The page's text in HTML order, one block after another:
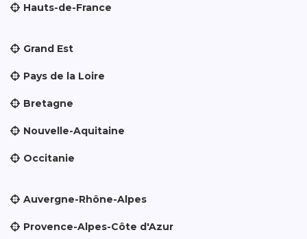
Hauts-de-France
Grand Est
Pays de la Loire
Bretagne
Nouvelle-Aquitaine
Occitanie
Auvergne-Rhône-Alpes
Provence-Alpes-Côte d'Azur